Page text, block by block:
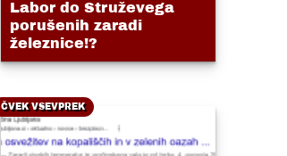
Labor do Struževega
porušenih zaradi
železnice!?
ČVEK VSEVPREK